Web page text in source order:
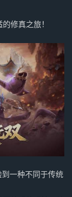
修真之旅！
一种不同于传统